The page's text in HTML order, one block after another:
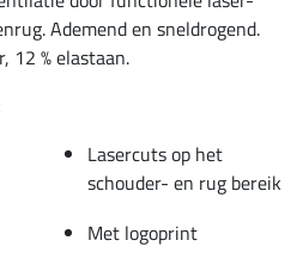
Ademend en sneldrogend.
12 % elastaan.
Lasercuts op het
schouder- en rug bereik
Met logoprint